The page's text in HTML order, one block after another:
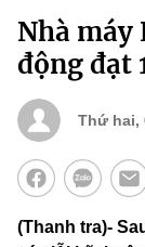
Nhà máy
động đạt
Thứ hai,
(Thanh tra)-